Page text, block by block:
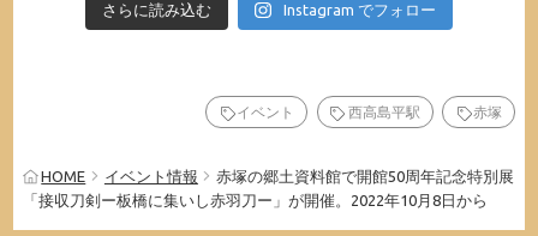
さらに読み込む Instagram でフォロー
イベント 西高島平駅 赤塚
HOME イベント情報
赤塚の郷土資料館で開館50周年記念特別展
「接収刀剣ー板橋に集いし赤羽刀ー」が開催。2022年10月8日から